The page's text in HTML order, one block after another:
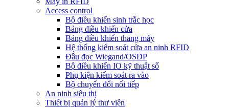
Access control
Bộ điều khiển sinh trắc học
Bảng điều khiển cửa
Bảng điều khiển thang máy
Hệ thống kiểm soát cửa an ninh RFID
Đầu đọc Wiegand/OSDP
Bộ điều khiển IO kỹ thuật số
Phụ kiện kiểm soát ra vào
Bộ chuyển đổi nối tiếp
An ninh siêu thị
Thiết bị quản lý thư viện